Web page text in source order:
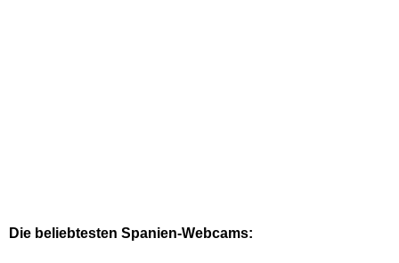
Die beliebtesten Spanien-Webcams: